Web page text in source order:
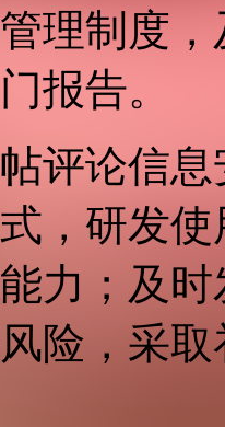
理制度
报告。
帖评论信
，研发
力；及
险，采